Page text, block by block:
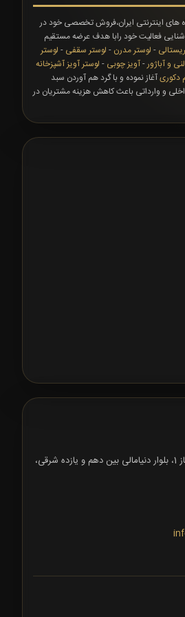
های اینترنتی ایران،فروش تخصصی خود در
فعالیت خود رابا هدف عرضه مستقیم
- لوستر مدرن - لوستر سقفی - لوستر
و آباژور-آویز چوبی - لوستر آویز آشپزخانه
دکوریآغاز نموده و با گرد هم آوردن سبد
و وارداتی باعث کاهش هزینه مشتریان در
تهران، شهرک اندیشه، فاز 1، بلوار دنیامالی بین دهم و یازده شرقی،